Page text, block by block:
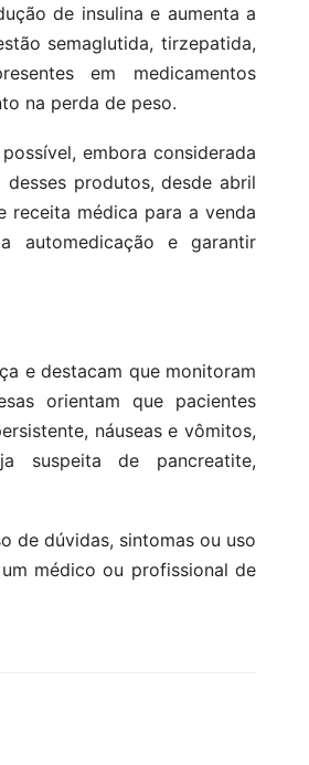
de insulina e aumenta a
semaglutida, tirzepatida,
em medicamentos
na perda de peso.
embora considerada
produtos, desde abril
receita médica para a venda
automedicação e garantir
e destacam que monitoram
orientam que pacientes
náuseas e vômitos,
suspeita de pancreatite,
de dúvidas, sintomas ou uso
médico ou profissional de